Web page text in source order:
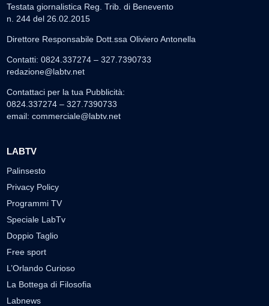
Testata giornalistica Reg. Trib. di Benevento
n. 244 del 26.02.2015
Direttore Responsabile Dott.ssa Oliviero Antonella
Contatti: 0824.337274 – 327.7390733
redazione@labtv.net
Contattaci per la tua Pubblicità:
0824.337274 – 327.7390733
email: commerciale@labtv.net
LABTV
Palinsesto
Privacy Policy
Programmi TV
Speciale LabTv
Doppio Taglio
Free sport
L’Orlando Curioso
La Bottega di Filosofia
Labnews